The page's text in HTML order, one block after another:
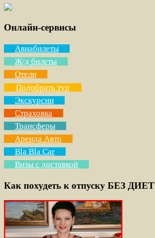
Онлайн-сервисы
Авиабилеты
Ж/д билеты
Отели
Подобрать тур
Экскурсии
Страховка
Трансферы
Аренда Авто
Bla Bla Car
Визы с доставкой
Как похудеть к отпуску БЕЗ ДИЕТ